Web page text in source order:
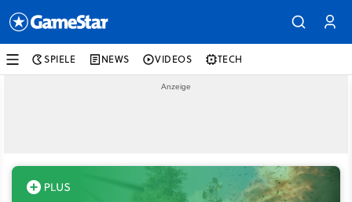
SPIELE NEWS VIDEOS TECH